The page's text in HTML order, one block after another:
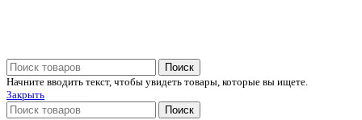
Поиск
Начните вводить текст, чтобы увидеть товары, которые вы ищете.
Закрыть
Поиск